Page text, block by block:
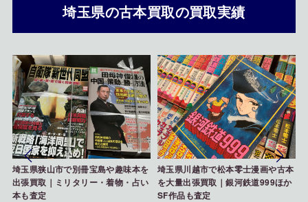
埼玉県の古本買取の買取実績
埼玉県狭山市で別冊宝島や趣味本を
出張買取｜ミリタリー・着物・占い
本も査定
埼玉県川越市で松本零士漫画や古本
を大量出張買取｜銀河鉄道999ほか
SF作品も査定